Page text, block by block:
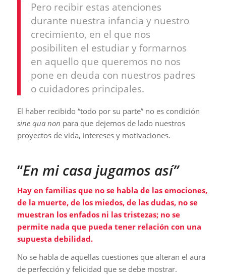
Pero recibir estas atenciones
durante nuestra infancia y nuestro
crecimiento, en el que nos
posibiliten el estudiar y formarnos
en aquello que queremos no nos
pone en deuda con nuestros padres
o cuidadores principales.
El haber recibido “todo por su parte” no es condición
sine qua non para que dejemos de lado nuestros
proyectos de vida, intereses y motivaciones.
“En mi casa jugamos así”
Hay en familias que no se habla de las emociones,
de la muerte, de los miedos, de las dudas, no se
muestran los enfados ni las tristezas; no se
permite nada que pueda tener relación con una
supuesta debilidad.
No se habla de aquellas cuestiones que alteran el aura
de perfección y felicidad que se debe mostrar.